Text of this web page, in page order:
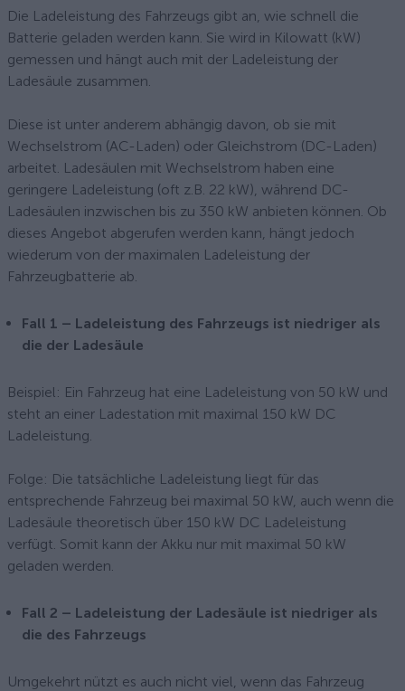
Die Ladeleistung des Fahrzeugs gibt an, wie schnell die
Batterie geladen werden kann. Sie wird in Kilowatt (kW)
gemessen und hängt auch mit der Ladeleistung der
Ladesäule zusammen.
Diese ist unter anderem abhängig davon, ob sie mit
Wechselstrom (AC-Laden) oder Gleichstrom (DC-Laden)
arbeitet. Ladesäulen mit Wechselstrom haben eine
geringere Ladeleistung (oft z.B. 22 kW), während DC-
Ladesäulen inzwischen bis zu 350 kW anbieten können. Ob
dieses Angebot abgerufen werden kann, hängt jedoch
wiederum von der maximalen Ladeleistung der
Fahrzeugbatterie ab.
Fall 1 – Ladeleistung des Fahrzeugs ist niedriger als
die der Ladesäule
Beispiel: Ein Fahrzeug hat eine Ladeleistung von 50 kW und
steht an einer Ladestation mit maximal 150 kW DC
Ladeleistung.
Folge: Die tatsächliche Ladeleistung liegt für das
entsprechende Fahrzeug bei maximal 50 kW, auch wenn die
Ladesäule theoretisch über 150 kW DC Ladeleistung
verfügt. Somit kann der Akku nur mit maximal 50 kW
geladen werden.
Fall 2 – Ladeleistung der Ladesäule ist niedriger als
die des Fahrzeugs
Umgekehrt nützt es auch nicht viel, wenn das Fahrzeug